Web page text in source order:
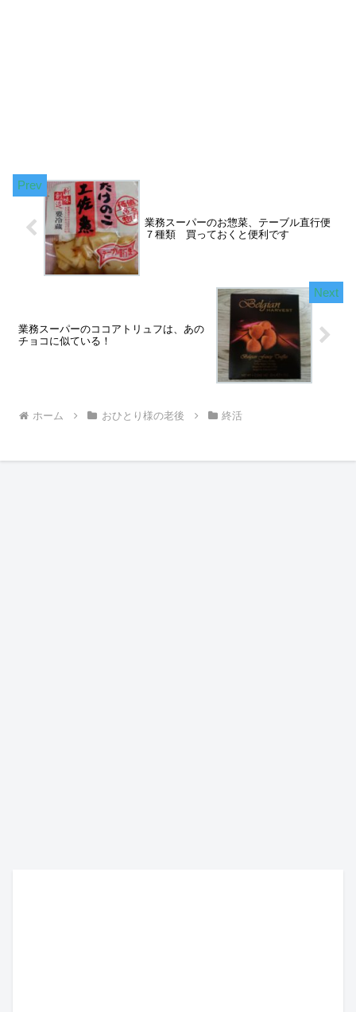
業務スーパーのお惣菜、テーブル直行便
７種類 買っておくと便利です
業務スーパーのココアトリュフは、あの
チョコに似ている！
ホーム おひとり様の老後 終活